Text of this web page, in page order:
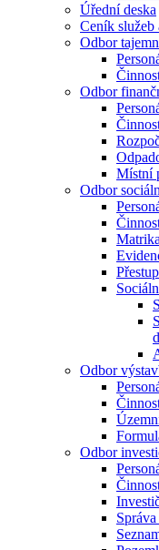
Úřední deska
Ceník služeb
Odbor
Odbor
Místní
Odbor
Matrika
Odbor
Odbor